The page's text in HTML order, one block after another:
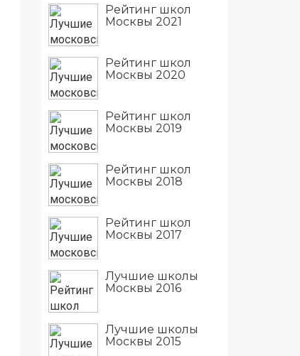
Рейтинг школ
Москвы 2021
Рейтинг школ
Москвы 2020
Рейтинг школ
Москвы 2019
Рейтинг школ
Москвы 2018
Рейтинг школ
Москвы 2017
Лучшие школы
Москвы 2016
Лучшие школы
Москвы 2015